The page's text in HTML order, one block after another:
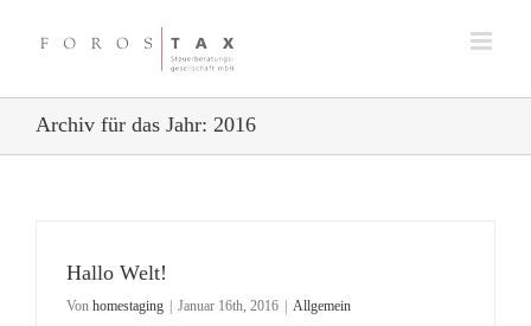
Archiv für das Jahr: 2016
Hallo Welt!
Von homestaging Januar 16th, 2016 Allgemein